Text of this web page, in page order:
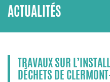
ACTUALITÉS
TRAVAUX SUR
DÉCHETS DE